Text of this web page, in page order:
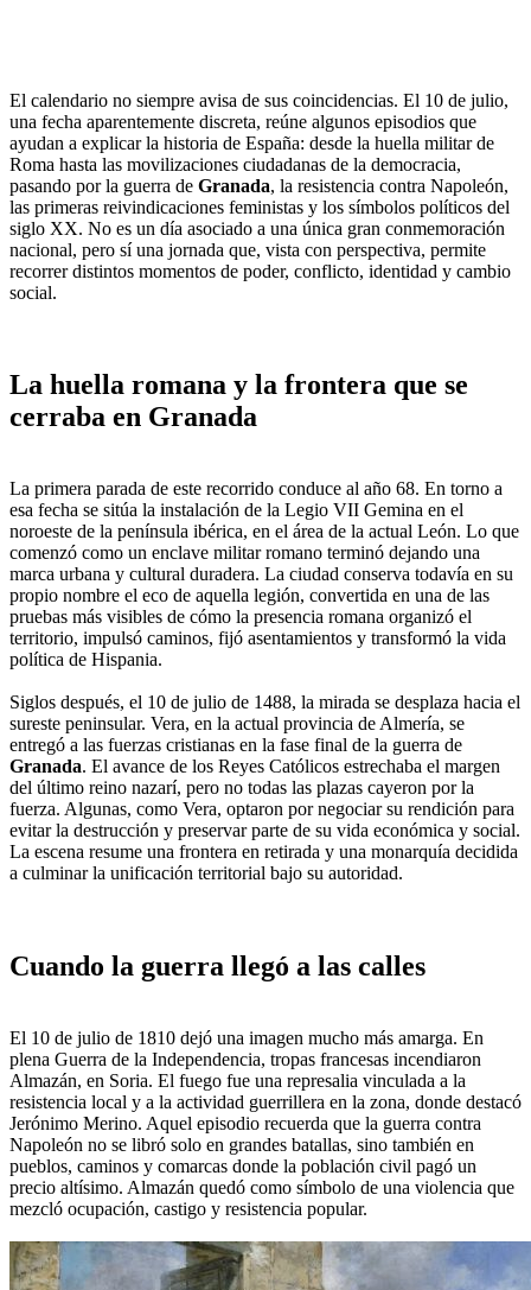
El calendario no siempre avisa de sus coincidencias. El 10 de julio,
una fecha aparentemente discreta, reúne algunos episodios que
ayudan a explicar la historia de España: desde la huella militar de
Roma hasta las movilizaciones ciudadanas de la democracia,
pasando por la guerra de Granada, la resistencia contra Napoleón,
las primeras reivindicaciones feministas y los símbolos políticos del
siglo XX. No es un día asociado a una única gran conmemoración
nacional, pero sí una jornada que, vista con perspectiva, permite
recorrer distintos momentos de poder, conflicto, identidad y cambio
social.
La huella romana y la frontera que se
cerraba en Granada
La primera parada de este recorrido conduce al año 68. En torno a
esa fecha se sitúa la instalación de la Legio VII Gemina en el
noroeste de la península ibérica, en el área de la actual León. Lo que
comenzó como un enclave militar romano terminó dejando una
marca urbana y cultural duradera. La ciudad conserva todavía en su
propio nombre el eco de aquella legión, convertida en una de las
pruebas más visibles de cómo la presencia romana organizó el
territorio, impulsó caminos, fijó asentamientos y transformó la vida
política de Hispania.
Siglos después, el 10 de julio de 1488, la mirada se desplaza hacia el
sureste peninsular. Vera, en la actual provincia de Almería, se
entregó a las fuerzas cristianas en la fase final de la guerra de
Granada. El avance de los Reyes Católicos estrechaba el margen
del último reino nazarí, pero no todas las plazas cayeron por la
fuerza. Algunas, como Vera, optaron por negociar su rendición para
evitar la destrucción y preservar parte de su vida económica y social.
La escena resume una frontera en retirada y una monarquía decidida
a culminar la unificación territorial bajo su autoridad.
Cuando la guerra llegó a las calles
El 10 de julio de 1810 dejó una imagen mucho más amarga. En
plena Guerra de la Independencia, tropas francesas incendiaron
Almazán, en Soria. El fuego fue una represalia vinculada a la
resistencia local y a la actividad guerrillera en la zona, donde destacó
Jerónimo Merino. Aquel episodio recuerda que la guerra contra
Napoleón no se libró solo en grandes batallas, sino también en
pueblos, caminos y comarcas donde la población civil pagó un
precio altísimo. Almazán quedó como símbolo de una violencia que
mezcló ocupación, castigo y resistencia popular.